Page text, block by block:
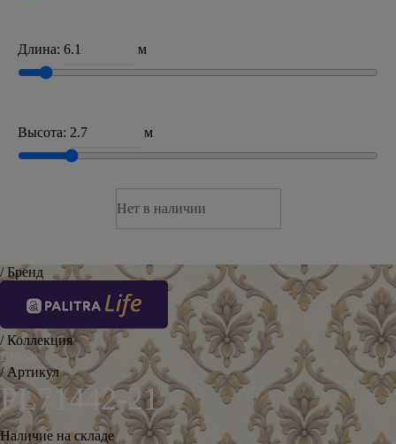
Длина: м
Высота: м
Нет в наличии
/ Бренд
/ Коллекция
Brissac
/ Артикул
PL71442-21
Наличие на складе